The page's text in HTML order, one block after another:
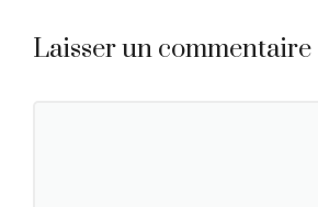
Laisser un commentaire